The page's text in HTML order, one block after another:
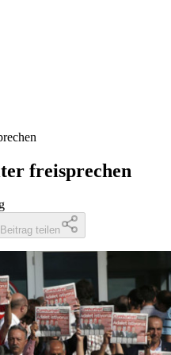
freisprechen
teilen